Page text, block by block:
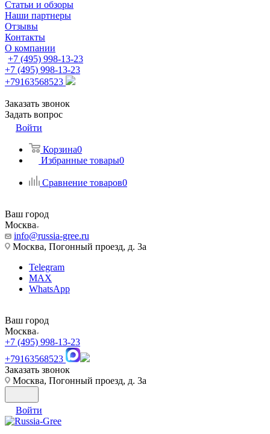
Статьи и обзоры
Наши партнеры
Отзывы
Контакты
О компании
+7 (495) 998-13-23
+7 (495) 998-13-23
+79163568523
Заказать звонок
Задать вопрос
Войти
Корзина0
Избранные товары0
Сравнение товаров0
Ваш город
Москва
info@russia-gree.ru
Москва, Погонный проезд, д. 3а
Telegram
MAX
WhatsApp
Ваш город
Москва
+7 (495) 998-13-23
+79163568523
Заказать звонок
Москва, Погонный проезд, д. 3а
Войти